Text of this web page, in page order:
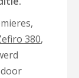
380,